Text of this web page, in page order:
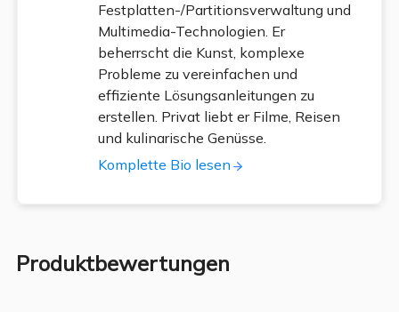
Festplatten-/Partitionsverwaltung und
Multimedia-Technologien. Er
beherrscht die Kunst, komplexe
Probleme zu vereinfachen und
effiziente Lösungsanleitungen zu
erstellen. Privat liebt er Filme, Reisen
und kulinarische Genüsse.
Komplette Bio lesen
Produktbewertungen